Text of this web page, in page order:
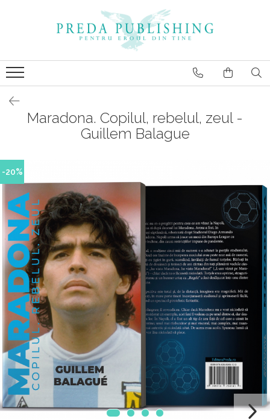
Maradona. Copilul, rebelul, zeul -
Guillem Balague
-20%